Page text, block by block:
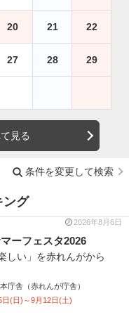
20 21 22
27 28 29
見る
条件を変更して検索
ング
2026年8月6日
ーフェスタ2026
しい」を赤れんがから
庁舎（赤れんが庁舎）
日(日)～9月12日(土)